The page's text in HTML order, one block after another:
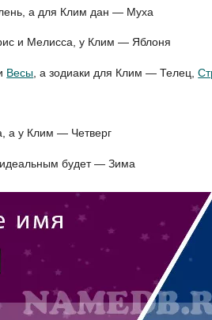
а для Клим дан — Муха
и Мелисса, у Клим — Яблоня
Весы , а зодиаки для Клим — Телец,
а у Клим — Четверг
будет — Зима